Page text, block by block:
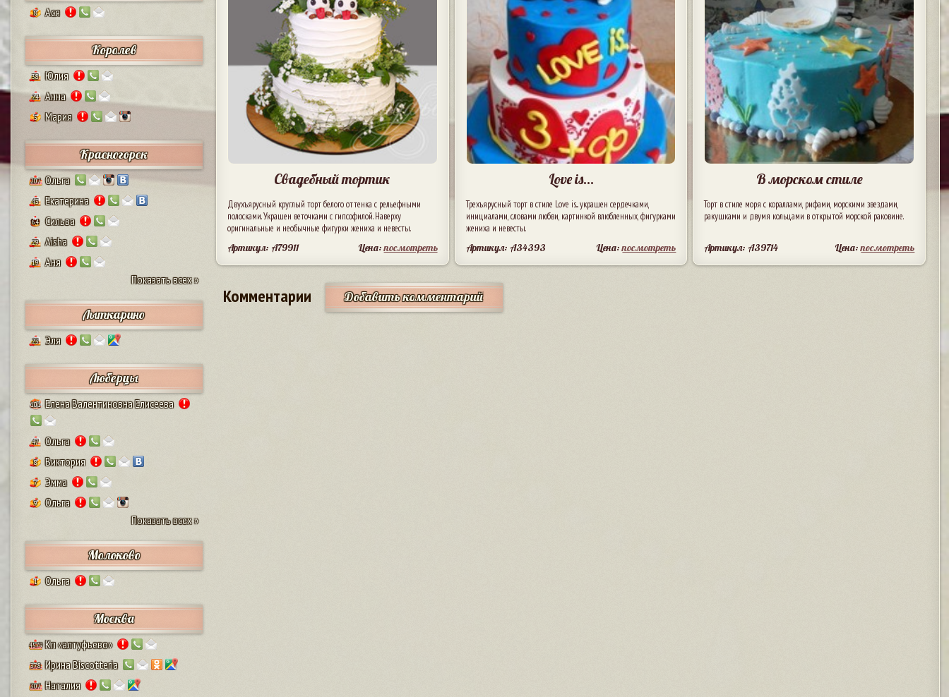
8 Ася
Королев
38 Юлия
24 Анна
5 Мария
Красногорск
207 Ольга
43 Екатерина
64 Сильва
29 Aisha
19
Аня
Показать всех »
Лыткарино
23 Эля
Люберцы
101 Елена Валентиновна Елисеева
47 Ольга
8 Виктория
7 Эмма
9
Ольга
Показать всех »
Молоково
1 Ольга
Москва
4579 Кп «алтуфьево»
378 Ирина Biscotteria
307 Наталия
Свадебный тортик
Двухъярусный круглый торт белого оттенка с рельефными
полосками. Украшен веточками с гипсофилой. Наверху
оригинальные и необычные фигурки жениха и невесты.
Артикул: A79911 Цена:посмотреть
Love is...
Трехъярусный торт в стиле Love is... украшен сердечками,
инициалами, словами любви, картинкой влюбленных, фигурками
жениха и невесты.
Артикул: A34393 Цена:посмотреть
В морском стиле
Торт в стиле моря с кораллами, рифами, морскими звездами,
ракушками и двумя кольцами в открытой морской раковине.
Артикул: A39714 Цена:посмотреть
Комментарии Добавить комментарий